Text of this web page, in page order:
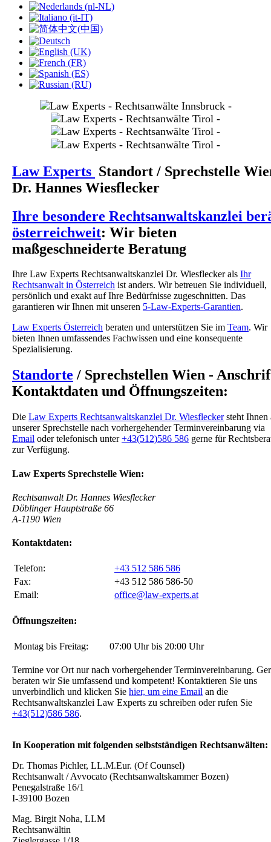
Sprache auswählen
Law Experts Standort / Sprechstelle
Dr. Hannes Wiesflecker
Ihre besondere Rechtsanwaltskanzlei
österreichweit: Wir bieten
maßgeschneiderte Beratung
Ihre Law Experts Rechtsanwaltskanzlei Dr. Wiesflecker als Ihr
Rechtsanwalt in Österreich ist anders. Wir betreuen Sie individuell,
persönlich und exakt auf Ihre Bedürfnisse zugeschnitten. Das
garantieren wir Ihnen mit unseren 5-Law-Experts-Garantien.
Law Experts Österreich beraten und unterstützen Sie im Team. Wir
bieten Ihnen umfassendes Fachwissen und eine konsequente
Spezialisierung.
Standorte / Sprechstellen Wien -
Kontaktdaten und Öffnungszeiten:
Die Law Experts Rechtsanwaltskanzlei Dr. Wiesfleckersteht Ihnen
unserer Sprechstelle nach vorhergehender Terminvereinbarung via
Email oder telefonisch unter+43(512)586 586 gerne für
zur Verfügung.
Law Experts Sprechstelle Wien:
Rechtsanwalt Dr. Hannes Wiesflecker
Döblinger Hauptstraße 66
A-1190 Wien
Kontaktdaten:
Telefon:
+43 512 586 586
Fax:
+43 512 586 586-50
Email:
office@law-experts.at
Öffnungszeiten:
Montag bis Freitag: 07:00 Uhr bis 20:00 Uhr
Termine vor Ort nur nach vorhergehender Terminvereinbarung.
beraten wir Sie umfassend und kompetent! Kontaktieren Sie uns
unverbindlich und klicken Sie hier, um eine Email an die
Rechtsanwaltskanzlei Law Experts zu schreiben oder rufen Sie
+43(512)586 586.
In Kooperation mit folgenden selbstständigen Rechtsanwälten:
Dr. Thomas Pichler, LL.M.Eur. (Of Counsel)
Rechtsanwalt / Avvocato (Rechtsanwaltskammer Bozen)
Penegalstraße 16/1
I-39100 Bozen
Mag. Birgit Noha, LLM
Rechtsanwältin